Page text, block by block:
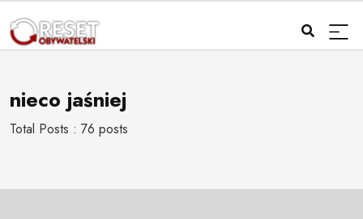
nieco jaśniej
Total Posts : 76 posts